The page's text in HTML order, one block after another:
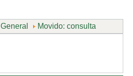
General Movido: consulta